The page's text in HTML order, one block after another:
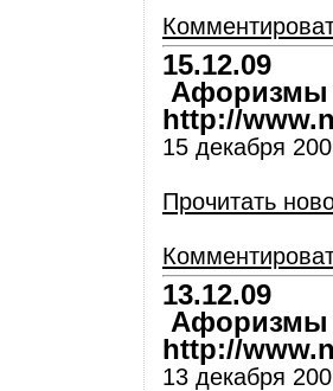
15.12.09
Афоризмы
http://
15 декабря
Прочитать
13.12.09
Афоризмы
http://
13 декабря